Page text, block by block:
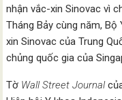
nhận vắc-xin Sinovac vì
Tháng Bảy cùng năm,
xin Sinovac của Trung
chủng quốc gia của
Tờ Wall Street Journal